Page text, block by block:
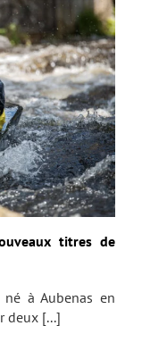
titres de
à Aubenas en
deux [...]